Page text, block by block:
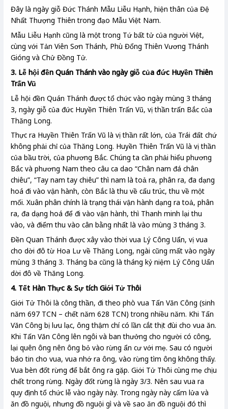
Đây là ngày giỗ Đức Thánh Mẫu Liễu Hạnh, hiện thân của Đệ
Nhất Thượng Thiên trong đạo Mẫu Việt Nam.
Mẫu Liễu Hạnh cũng là một trong Tứ bất tử của người Việt,
cùng với Tản Viên Sơn Thánh, Phù Đổng Thiên Vương Thánh
Gióng và Chử Đồng Tử.
3. Lễ hội đền Quán Thánh vào ngày giỗ của đức Huyền Thiên
Trấn Vũ
Lễ hội đền Quán Thánh được tổ chức vào ngày mùng 3 tháng
3, ngày giỗ của đức Huyền Thiên Trấn Vũ, vị thần trấn Bắc của
Thăng Long.
Thực ra Huyền Thiên Trấn Vũ là vị thần rất lớn, của Trái đất chứ
không phải chỉ của Thăng Long. Huyền Thiên Trấn Vũ là vị thần
của bầu trời, của phương Bắc. Chúng ta cần phải hiểu phương
Bắc và phương Nam theo câu ca dao “Chân nam đá chân
chiêu”, “Tay nam tay chiêu” thì nam là toả ra, phân ra, đa dạng
hoá đi vào vận hành, còn Bắc là thu về cấu trúc, thu về một
mối. Xuân phân chính là trạng thái vận hành dạng ra toả, phân
ra, đa dạng hoá để đi vào vận hành, thì Thanh minh lại thu
vào, và điểm thu vào cân bằng nhất là vào mùng 3 tháng 3.
Đền Quan Thánh được xây vào thời vua Lý Công Uẩn, vị vua
cho dời đô từ Hoa Lư về Thăng Long, ngài cũng mất vào ngày
mùng 3 tháng 3. Tháng ba cũng là tháng kỷ niệm Lý Công Uẩn
dời đô về Thăng Long.
4. Tết Hàn Thực & Sự tích Giới Tử Thôi
Giới Tử Thôi là công thần, đi theo phò vua Tấn Văn Công (sinh
năm 697 TCN – chết năm 628 TCN) trong nhiều năm. Khi Tấn
Văn Công bị lưu lạc, ông thậm chí có lần cắt thịt đùi cho vua ăn.
Khi Tấn Văn Công lên ngôi và ban thưởng cho người có công,
lại quên ông nên ông bỏ vào rừng ẩn cư với mẹ. Sau có người
báo tin cho vua, vua nhớ ra ông, vào rừng tìm ông không thấy.
Vua bèn đốt rừng để bắt ông ra gặp. Giới Tử Thôi cùng mẹ chịu
chết trong rừng. Ngày đốt rừng là ngày 3/3. Nên sau vua ra
quy định tổ chức lễ vào ngày này. Trong ngày này cấm lửa và
ăn đồ nguội, nhưng đồ nguội gì và về sao ăn đồ nguội đó thì